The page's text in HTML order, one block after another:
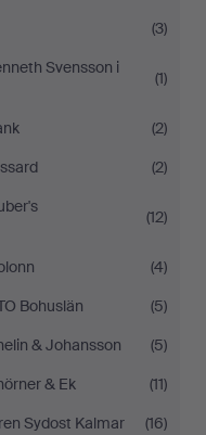
(3)
Svensson i
(1)
(2)
(2)
(12)
(4)
Bohuslän
(5)
& Johansson
(5)
& Ek
(11)
Sydost Kalmar
(16)